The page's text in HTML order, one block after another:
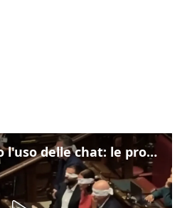
Delmastro, negato l'uso delle chat: le proteste di Avs e M5s